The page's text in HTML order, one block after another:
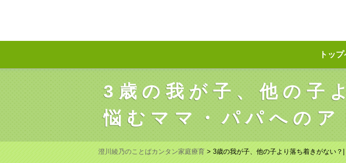
トッ
3歳の我が子、他の子
悩むママ・パパへの
澄川綾乃のことばカンタン家庭療育 > 3歳の我が子、他の子より落ち着きがない